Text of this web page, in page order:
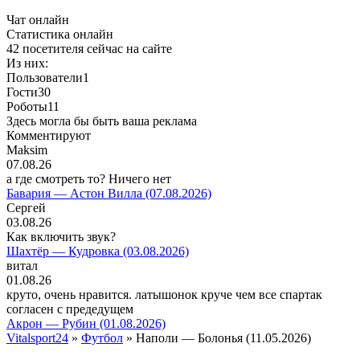
Чат онлайн
Cтатистика онлайн
42 посетителя сейчас на сайте
Из них:
Пользователи1
Гости30
Роботы11
Здесь могла бы быть ваша реклама
Комментируют
Maksim
07.08.26
а где смотреть то? Ничего нет
Бавария — Астон Вилла (07.08.2026)
Сергей
03.08.26
Как включить звук?
Шахтёр — Кудровка (03.08.2026)
витал
01.08.26
круто, очень нравится. латышонок круче чем все спартак
согласен с предедущем
Акрон — Рубин (01.08.2026)
Vitalsport24 » Футбол » Наполи — Болонья (11.05.2026)